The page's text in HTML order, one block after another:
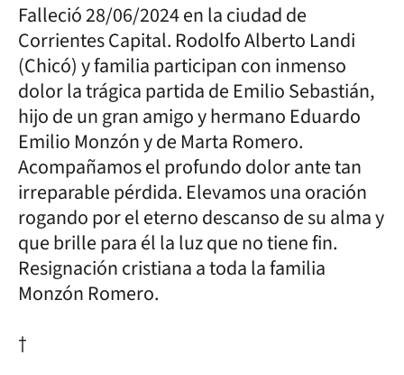
Falleció 28/06/2024 en la ciudad de
Corrientes Capital. Rodolfo Alberto Landi
(Chicó) y familia participan con inmenso
dolor la trágica partida de Emilio Sebastián,
hijo de un gran amigo y hermano Eduardo
Emilio Monzón y de Marta Romero.
Acompañamos el profundo dolor ante tan
irreparable pérdida. Elevamos una oración
rogando por el eterno descanso de su alma y
que brille para él la luz que no tiene fin.
Resignación cristiana a toda la familia
Monzón Romero.
†